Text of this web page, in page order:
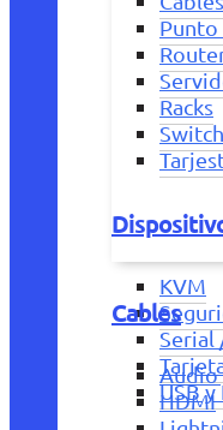
Punto
Racks
KVM
Serial
USB
Cables
Audio
HDMI